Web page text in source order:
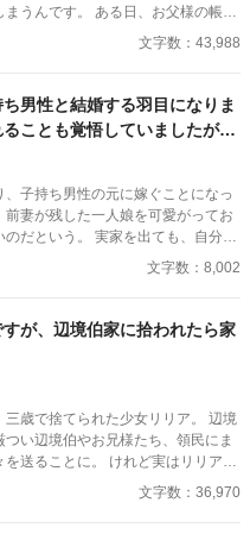
る日、お父様の帳簿
その場で言ってしまいました。 返
一言と、追放でした。持たされた
た銀色のもふもふな子犬のフェンと
て直しながら、おいしいものを食
町一番のお店に。 私はただの経理
ぎしていきます。 え？ 今さ
金を何とかして」？ ……ふふ。数字
文字数：43,988
男性と結婚する羽目になりま
ことも覚悟していましたが、
とができました。
子持ち男性の元に嫁ぐことになっ
妻が残した一人娘を可愛がってお
家を出ても、自分は
そう思っていた主人公だが、娘思
ままな義理の娘に好感を持ち、少
としてきた。前妻いわく、血の繋
価値があるのだという。主人公が
文字数：8,002
が、辺境伯家に拾われたら家
で捨てられた少女リリア。 辺境
い辺境伯やお兄様たち、領民にま
。 けれど実はリリア
た。 これは捨てられた
まれながら成長していく物語。
文字数：36,970